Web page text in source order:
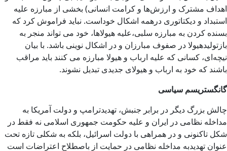
اهداف مشترک و ارزش‌ها و کرامت انسانی) بخشی از مبارزه علیه
استبداد و دیکتاتوری درهمه اشکال خوداست. نباید فراموش کرد که
بسنده کردن به مبارزه سلبی،علیه هیولاها، خود می تواند منجر به
بازتولیدهیولا در صفوف مبارزان و در اشکال نوینی باشد. با بیان
نیچه‌ای، کسانی که علیه ارباب و هیولا مبارزه می کنند باید مراقب
باشند که خود به ارباب و هیولای جدیدی تبدیل نشوند.
گانگستریسم سیاسی
چالش بزرگ دیگر در برابر جنبش، تهدیدترامپ و دولت آمریکا به
مداخله نظامی در ایران و علیه حکومت جمهوری اسلامی نه فقط در
شکل تاکنونی و در همراهی با دولت اسرائیل، بلکه به شکلی تازه تحت
عنوان تهدیدبه مداخله نظامی در حمایت از باصطلاح اعتراضات است